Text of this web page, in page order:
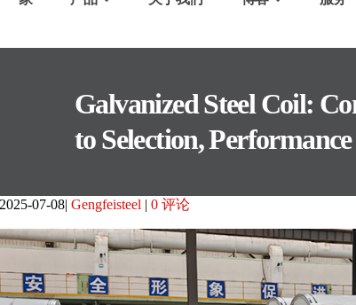
Galvanized Steel Coil:
to Selection,
2025-07-08 Gengfeisteel 0 评论